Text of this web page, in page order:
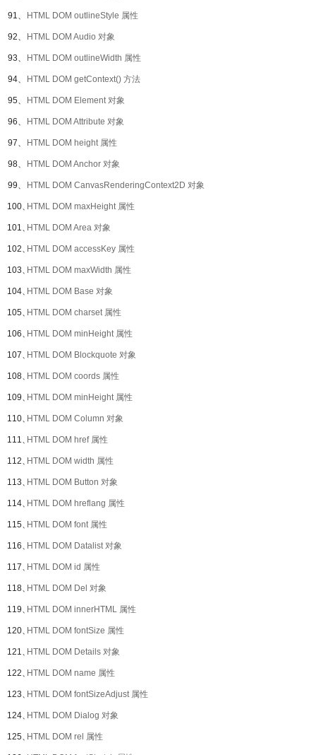
91、 HTML DOM outlineStyle 属性
92、 HTML DOM Audio 对象
93、 HTML DOM outlineWidth 属性
94、 HTML DOM getContext() 方法
95、 HTML DOM Element 对象
96、 HTML DOM Attribute 对象
97、 HTML DOM height 属性
98、 HTML DOM Anchor 对象
99、 HTML DOM CanvasRenderingContext2D 对象
100、HTML DOM maxHeight 属性
101、HTML DOM Area 对象
102、HTML DOM accessKey 属性
103、HTML DOM maxWidth 属性
104、HTML DOM Base 对象
105、HTML DOM charset 属性
106、HTML DOM minHeight 属性
107、HTML DOM Blockquote 对象
108、HTML DOM coords 属性
109、HTML DOM minHeight 属性
110、HTML DOM Column 对象
111、HTML DOM href 属性
112、HTML DOM width 属性
113、HTML DOM Button 对象
114、HTML DOM hreflang 属性
115、HTML DOM font 属性
116、HTML DOM Datalist 对象
117、HTML DOM id 属性
118、HTML DOM Del 对象
119、HTML DOM innerHTML 属性
120、HTML DOM fontSize 属性
121、HTML DOM Details 对象
122、HTML DOM name 属性
123、HTML DOM fontSizeAdjust 属性
124、HTML DOM Dialog 对象
125、HTML DOM rel 属性